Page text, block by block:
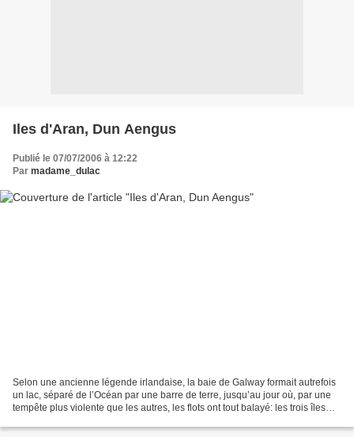
Iles d'Aran, Dun Aengus
Publié le 07/07/2006 à 12:22
Par madame_dulac
Selon une ancienne légende irlandaise, la baie de Galway formait autrefois
un lac, séparé de l’Océan par une barre de terre, jusqu’au jour où, par une
tempête plus violente que les autres, les flots ont tout balayé: les trois îles